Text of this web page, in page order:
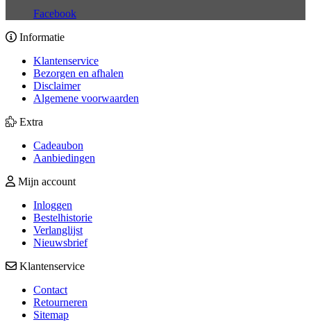
Facebook
Informatie
Klantenservice
Bezorgen en afhalen
Disclaimer
Algemene voorwaarden
Extra
Cadeaubon
Aanbiedingen
Mijn account
Inloggen
Bestelhistorie
Verlanglijst
Nieuwsbrief
Klantenservice
Contact
Retourneren
Sitemap